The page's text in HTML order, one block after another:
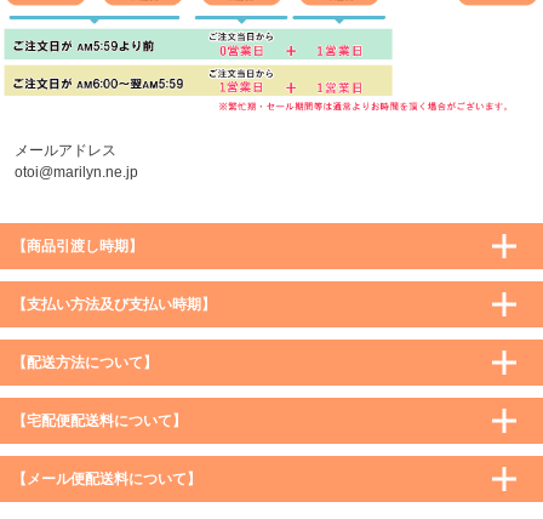
メールアドレス
otoi@marilyn.ne.jp
【商品引渡し時期】
【支払い方法及び支払い時期】
【配送方法について】
【宅配便配送料について】
購入価格 ／ 地域 通常 沖縄・離島など一部地域
5,900円（税込）未満
590円（税込）
【メール便配送料について】